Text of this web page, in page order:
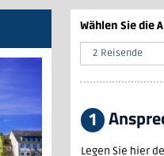
Wählen Sie die
1
Legen Sie hier